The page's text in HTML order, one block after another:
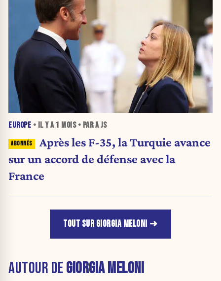
EUROPE • IL Y A 1 MOIS• PAR A JS
Après les F-35, la Turquie avance
sur un accord de défense avec la
France
TOUT SUR GIORGIA MELONI
AUTOUR DEGIORGIA MELONI